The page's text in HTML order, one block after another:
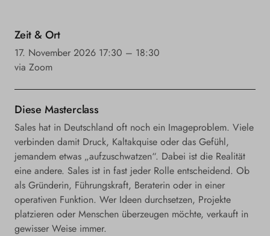
Der
unterschätzte
und
unbeliebte
Skill
in
jeder
Führungsrolle
mit
Magdalena
Oehl
unterschätzte
unbeliebte
Skill
in
jeder
Führungsrolle
mit
Magdalena
Oehl
Zeit & Ort
17. November 2026 17:30 – 18:30
via Zoom
Diese Masterclass
Sales hat in Deutschland oft noch ein Imageproblem. Viele
verbinden damit Druck, Kaltakquise oder das Gefühl,
jemandem etwas „aufzuschwatzen“. Dabei ist die Realität
eine andere. Sales ist in fast jeder Rolle entscheidend. Ob
als Gründerin, Führungskraft, Beraterin oder in einer
operativen Funktion. Wer Ideen durchsetzen, Projekte
platzieren oder Menschen überzeugen möchte, verkauft in
gewisser Weise immer.